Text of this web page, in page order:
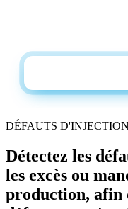
dans votre boîte
DÉFAUTS D'INJECTION
Détectez les
les excès ou
production, afin